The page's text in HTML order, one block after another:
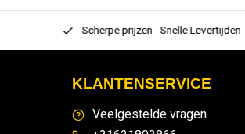
Scherpe prijzen - Snelle Levertijden
KLANTENSERVICE
Veelgestelde vragen